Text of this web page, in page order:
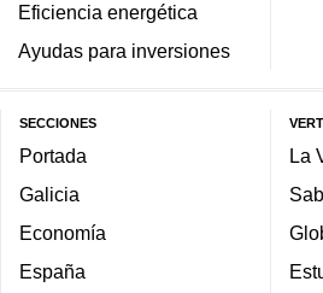
Eficiencia energética
Ayudas para inversiones
SECCIONES
Portada
Galicia
Economía
España
La